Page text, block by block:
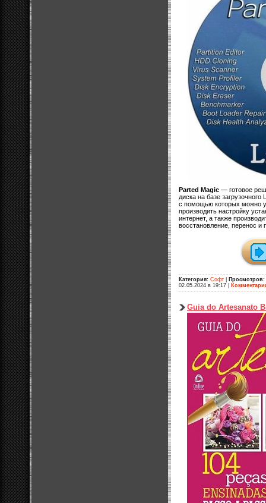
Parted Magic — готовое
диска на базе
с помощью которых можно
производить настройку
интернет, а также
восстановление, перенос и
Категория: Софт Просмотров:
02.05.2024 в 19:17
Guia do Artesanato